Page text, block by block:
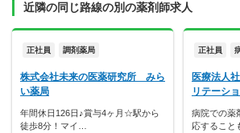
近隣の同じ路線の別の薬剤師求人
正社員 調剤薬局
株式会社未来の医薬研究所 みら
い薬局
年間休日126日♪賞与4ヶ月☆駅から
徒歩8分！マイ…
正社員
医療法人
リテーシ
病院での薬
応するこ